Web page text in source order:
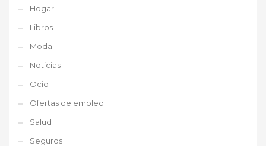
Hogar
Libros
Moda
Noticias
Ocio
Ofertas de empleo
Salud
Seguros